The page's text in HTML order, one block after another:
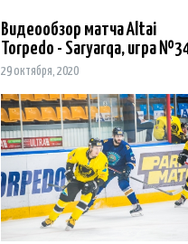
Видеообзор матча Altai
Torpedo - Saryarqa, игра
29 октября, 2020